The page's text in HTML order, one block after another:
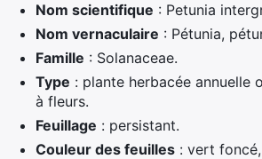
Nom scientifique : Petunia
Nom vernaculaire : Pétunia,
Famille : Solanaceae.
Type : plante herbacée annuelle
à fleurs.
Feuillage : persistant.
Couleur des feuilles : vert